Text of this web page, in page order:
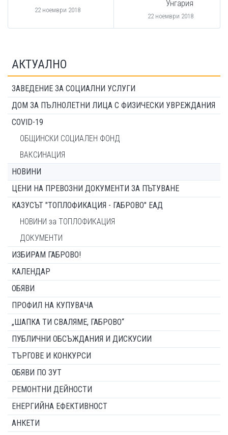
22 ноември 2018
Унгария
22 ноември 2018
АКТУАЛНО
ЗАВЕДЕНИЕ ЗА СОЦИАЛНИ УСЛУГИ
ДОМ ЗА ПЪЛНОЛЕТНИ ЛИЦА С ФИЗИЧЕСКИ УВРЕЖДАНИЯ
COVID-19
ОБЩИНСКИ СОЦИАЛЕН ФОНД
ВАКСИНАЦИЯ
НОВИНИ
ЦЕНИ НА ПРЕВОЗНИ ДОКУМЕНТИ ЗА ПЪТУВАНЕ
КАЗУСЪТ "ТОПЛОФИКАЦИЯ - ГАБРОВО" ЕАД
НОВИНИ за ТОПЛОФИКАЦИЯ
ДОКУМЕНТИ
ИЗБИРАМ ГАБРОВО!
КАЛЕНДАР
ОБЯВИ
ПРОФИЛ НА КУПУВАЧА
„ШАПКА ТИ СВАЛЯМЕ, ГАБРОВО“
ПУБЛИЧНИ ОБСЪЖДАНИЯ И ДИСКУСИИ
ТЪРГОВЕ И КОНКУРСИ
ОБЯВИ ПО ЗУТ
РЕМОНТНИ ДЕЙНОСТИ
ЕНЕРГИЙНА ЕФЕКТИВНОСТ
АНКЕТИ